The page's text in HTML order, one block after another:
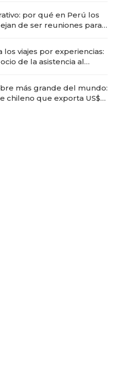
por qué en Perú los
de ser reuniones para
los viajes por experiencias:
de la asistencia al
más grande del mundo:
chileno que exporta US$